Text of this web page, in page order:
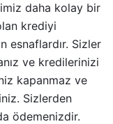
daha kolay bir
krediyi
esnaflardır. Sizler
ve kredilerinizi
kapanmaz ve
Sizlerden
ödemenizdir.